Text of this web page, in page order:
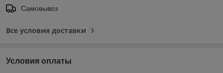
Самовывоз
Все условия доставки
Условия оплаты